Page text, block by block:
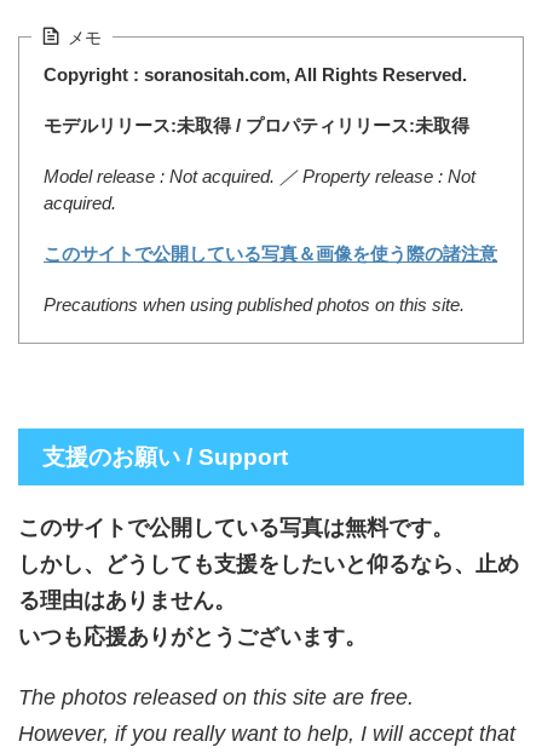
メモ
Copyright : soranositah.com, All Rights Reserved.
モデルリリース:未取得 / プロパティリリース:未取得
Model release : Not acquired. ／ Property release : Not
acquired.
このサイトで公開している写真＆画像を使う際の諸注意
Precautions when using published photos on this site.
支援のお願い / Support
このサイトで公開している写真は無料です。
しかし、どうしても支援をしたいと仰るなら、止め
る理由はありません。
いつも応援ありがとうございます。
The photos released on this site are free.
However, if you really want to help, I will accept that